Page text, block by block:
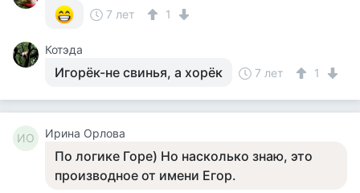
7 лет
1
Котэда
Игорёк-не свинья, а хорёк 7 лет 1
ИО Ирина Орлова
По логике Горе) Но насколько знаю, это
производное от имени Егор.